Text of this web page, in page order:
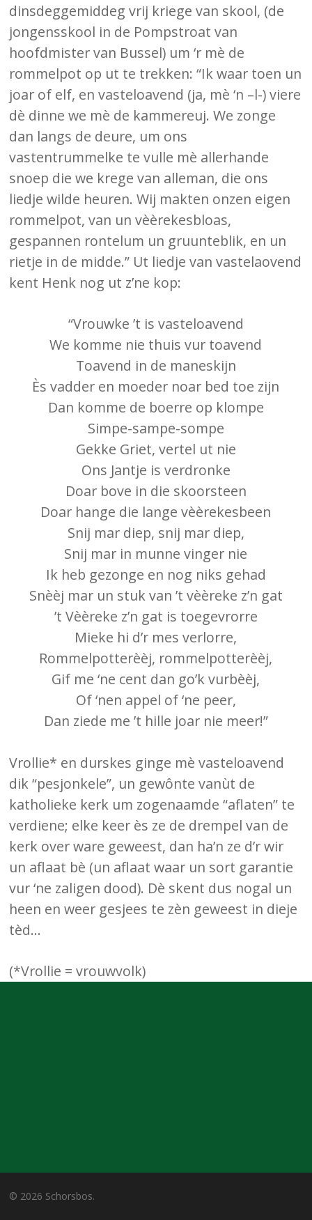
dinsdeggemiddeg vrij kriege van skool, (de
jongensskool in de Pompstroat van
hoofdmister van Bussel) um ‘r mè de
rommelpot op ut te trekken: “Ik waar toen un
joar of elf, en vasteloavend (ja, mè ‘n –l-) viere
dè dinne we mè de kammereuj. We zonge
dan langs de deure, um ons
vastentrummelke te vulle mè allerhande
snoep die we krege van alleman, die ons
liedje wilde heuren. Wij makten onzen eigen
rommelpot, van un vèèrekesbloas,
gespannen rontelum un gruunteblik, en un
rietje in de midde.” Ut liedje van vastelaovend
kent Henk nog ut z’ne kop:
“Vrouwke ’t is vasteloavend
We komme nie thuis vur toavend
Toavend in de maneskijn
Ès vadder en moeder noar bed toe zijn
Dan komme de boerre op klompe
Simpe-sampe-sompe
Gekke Griet, vertel ut nie
Ons Jantje is verdronke
Doar bove in die skoorsteen
Doar hange die lange vèèrekesbeen
Snij mar diep, snij mar diep,
Snij mar in munne vinger nie
Ik heb gezonge en nog niks gehad
Snèèj mar un stuk van ’t vèèreke z’n gat
’t Vèèreke z’n gat is toegevrorre
Mieke hi d’r mes verlorre,
Rommelpotterèèj, rommelpotterèèj,
Gif me ‘ne cent dan go’k vurbèèj,
Of ‘nen appel of ‘ne peer,
Dan ziede me ’t hille joar nie meer!”
Vrollie* en durskes ginge mè vasteloavend
dik “pesjonkele”, un gewônte vanùt de
katholieke kerk um zogenaamde “aflaten” te
verdiene; elke keer ès ze de drempel van de
kerk over ware geweest, dan ha’n ze d’r wir
un aflaat bè (un aflaat waar un sort garantie
vur ‘ne zaligen dood). Dè skent dus nogal un
heen en weer gesjees te zèn geweest in dieje
tèd…
(*Vrollie = vrouwvolk)
© 2026 Schorsbos.